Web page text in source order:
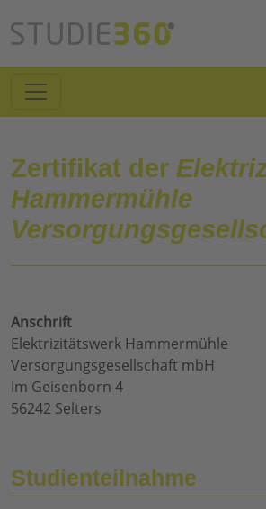
Zertifikat der
Hammermühle
Anschrift
Elektrizitätswerk Hammermühle
Versorgungsgesellschaft mbH
Im Geisenborn 4
56242 Selters
Studienteilnahme